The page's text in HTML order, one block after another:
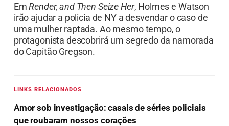
EmRender, and Then Seize Her, Holmes e Watson
irão ajudar a policia de NY a desvendar o caso de
uma mulher raptada. Ao mesmo tempo, o
protagonista descobrirá um segredo da namorada
do Capitão Gregson.
LINKS RELACIONADOS
Amor sob investigação: casais de séries policiais
que roubaram nossos corações